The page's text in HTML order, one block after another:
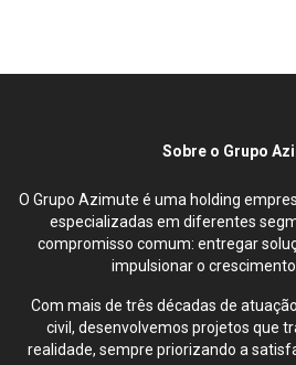
Sobre o Grupo
O Grupo Azimute é uma holding
especializadas em diferentes
compromisso comum: entregar
impulsionar o
Com mais de três décadas de
civil, desenvolvemos projetos que
realidade, sempre priorizando a